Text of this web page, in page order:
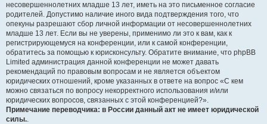
несовершеннолетних младше 13 лет, иметь на это письменное согласие
родителей. Допустимо наличие иного вида подтверждения того, что
опекуны разрешают сбор личной информации от несовершеннолетних
младше 13 лет. Если вы не уверены, применимо ли это к вам, как к
регистрирующемуся на конференции, или к самой конференции,
обратитесь за помощью к юрисконсульту. Обратите внимание, что phpBB
Limited администрация данной конференции не может давать
рекомендаций по правовым вопросам и не является объектом
юридических отношений, кроме указанных в ответе на вопрос «С кем
можно связаться по вопросу некорректного использования и/или
юридических вопросов, связанных с этой конференцией?».
Примечание переводчика: в России данный акт не имеет юридической
силы..